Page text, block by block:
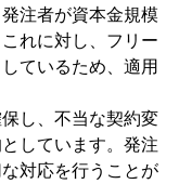
注者が資本金規模
れに対し、フリー
ているため、適用
し、不当な契約変
しています。発注
対応を行うことが